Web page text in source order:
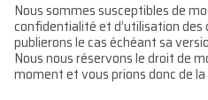
Nous sommes susceptibles de
confidentialité et d’utilisation des
publierons le cas échéant sa
Nous nous réservons le droit de
moment et vous prions donc de